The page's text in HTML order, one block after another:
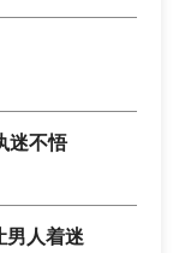
迷不悟
男人着迷